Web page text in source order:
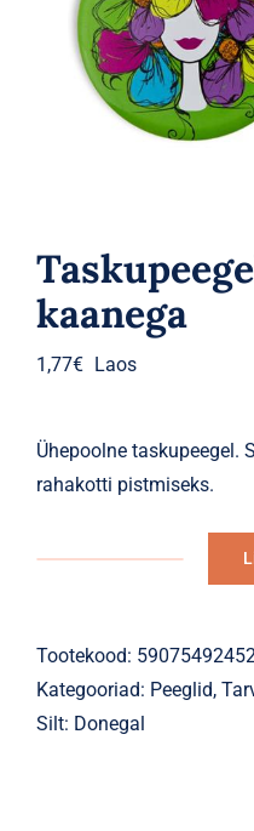
Parfüümid
Kaubamärgid
Eripakkumised
kaanega
1,77€ Laos
Ühepoolne taskupeegel.
rahakotti pistmiseks.
Tootekood:
Kategooriad: Peeglid,
Silt: Donegal